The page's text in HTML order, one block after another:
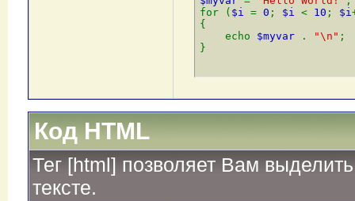
for ( $i = 0 ; $i < 10 ; $i
{
echo $myvar . "\n" ;
}
Код HTML
Тег [html] позволяет Вам
тексте.